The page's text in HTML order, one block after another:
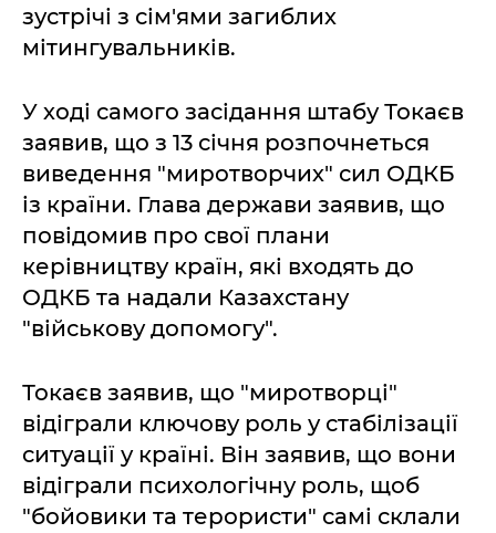
зустрічі з сім'ями загиблих
мітингувальників.
У ході самого засідання штабу Токаєв
заявив, що з 13 січня розпочнеться
виведення "миротворчих" сил ОДКБ
із країни. Глава держави заявив, що
повідомив про свої плани
керівництву країн, які входять до
ОДКБ та надали Казахстану
"військову допомогу".
Токаєв заявив, що "миротворці"
відіграли ключову роль у стабілізації
ситуації у країні. Він заявив, що вони
відіграли психологічну роль, щоб
"бойовики та терористи" самі склали